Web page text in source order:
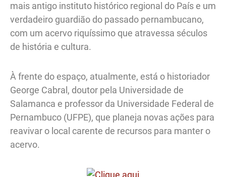
mais antigo instituto histórico regional do País e um
verdadeiro guardião do passado pernambucano,
com um acervo riquíssimo que atravessa séculos
de história e cultura.
À frente do espaço, atualmente, está o historiador
George Cabral, doutor pela Universidade de
Salamanca e professor da Universidade Federal de
Pernambuco (UFPE), que planeja novas ações para
reavivar o local carente de recursos para manter o
acervo.